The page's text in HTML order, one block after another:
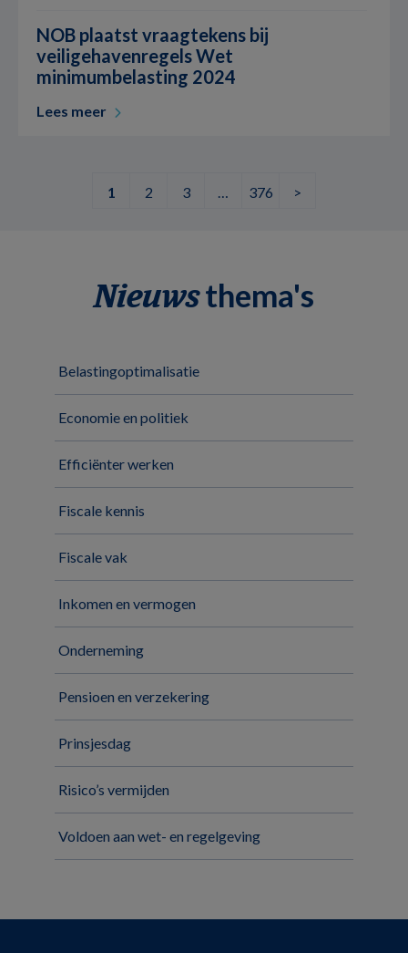
NOB plaatst vraagtekens bij
veiligehavenregels Wet
minimumbelasting 2024
Lees meer
1 2 3 … 376 >
Nieuwsthema's
Belastingoptimalisatie
Economie en politiek
Efficiënter werken
Fiscale kennis
Fiscale vak
Inkomen en vermogen
Onderneming
Pensioen en verzekering
Prinsjesdag
Risico’s vermijden
Voldoen aan wet- en regelgeving